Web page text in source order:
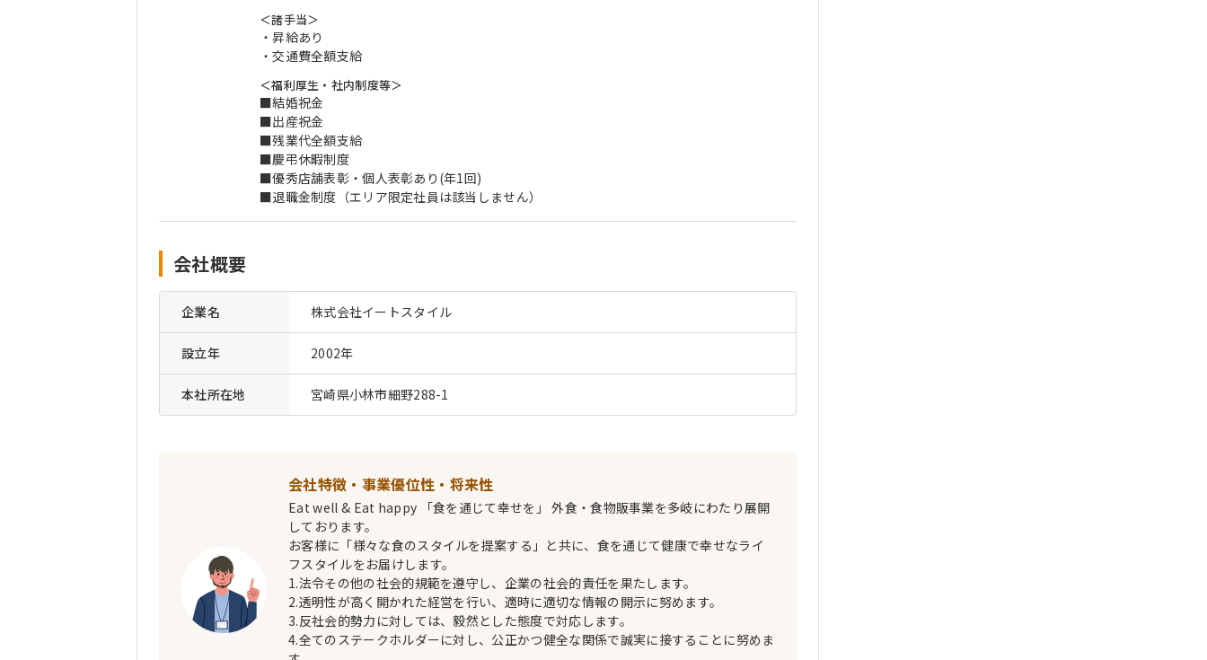
＜諸手当＞
・昇給あり
・交通費全額支給
＜福利厚生・社内制度等＞
■結婚祝金
■出産祝金
■残業代全額支給
■慶弔休暇制度
■優秀店舗表彰・個人表彰あり(年1回)
■退職金制度（エリア限定社員は該当しません）
会社概要
企業名 株式会社イートスタイル
設立年 2002年
本社所在地 宮崎県小林市細野288-1
会社特徴・事業優位性・将来性
Eat well & Eat happy 「食を通じて幸せを」 外食・食物販事業を多岐にわたり展開
しております。
お客様に「様々な食のスタイルを提案する」と共に、食を通じて健康で幸せなライ
フスタイルをお届けします。
1.法令その他の社会的規範を遵守し、企業の社会的責任を果たします。
2.透明性が高く開かれた経営を行い、適時に適切な情報の開示に努めます。
3.反社会的勢力に対しては、毅然とした態度で対応します。
4.全てのステークホルダーに対し、公正かつ健全な関係で誠実に接することに努めま